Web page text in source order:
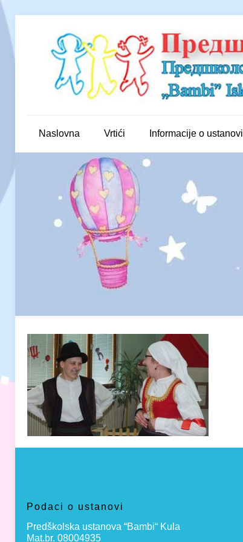
Naslovna Vrtići Informacije o ustanovi
Podaci o ustanovi
Predškolska ustanova “Bambi“ Kula
Mat.br. 08004935